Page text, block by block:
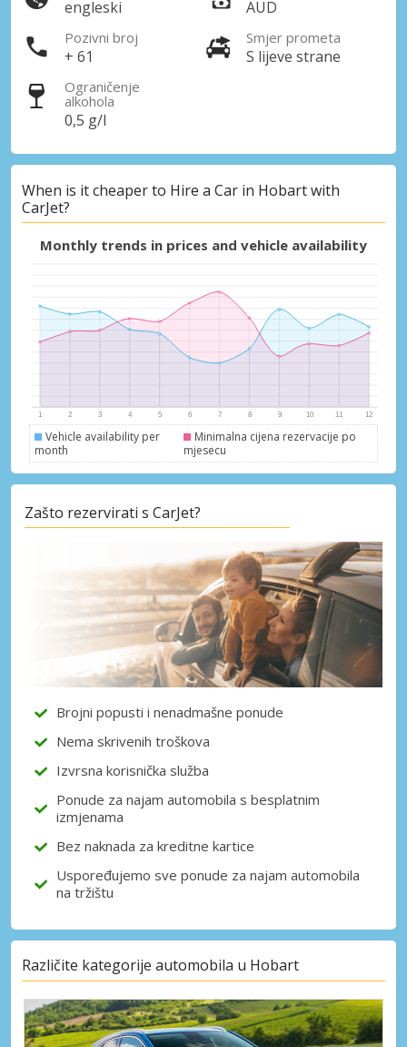
Posebni popusti
Pristupite ekskluzivnim ponudama naših
Prijava putem eLinka
engleski AUD
Pozivni broj
+ 61
Smjer prometa
S lijeve strane
Ograničenje
alkohola
0,5 g/l
When is it cheaper to Hire a Car in Hobart with
CarJet?
Monthly trends in prices and vehicle availability
Vehicle availability per
month
Minimalna cijena rezervacije po
mjesecu
Zašto rezervirati s CarJet?
Brojni popusti i nenadmašne ponude
Nema skrivenih troškova
Izvrsna korisnička služba
Ponude za najam automobila s besplatnim
izmjenama
Bez naknada za kreditne kartice
Uspoređujemo sve ponude za najam automobila
na tržištu
Različite kategorije automobila u Hobart